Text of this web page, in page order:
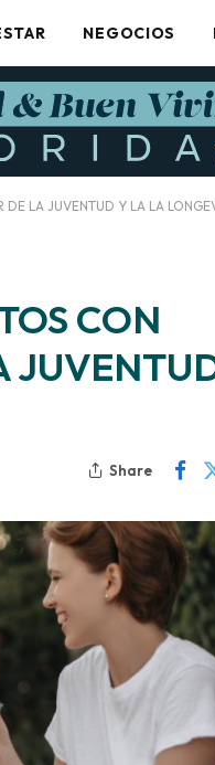
NEGOCIOS
DE LA JUVENTUD Y LA LA
CON
Share